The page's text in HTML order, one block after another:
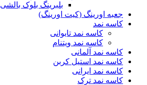
بلبرینگ بلوک بالشی
جعبه اورینگ (کیت اورینگ)
کاسه نمد
کاسه نمد تایوانی
کاسه نمد ویتنام
کاسه نمد آلمانی
کاسه نمد استیل کربن
کاسه نمد ایرانی
کاسه نمد ترک